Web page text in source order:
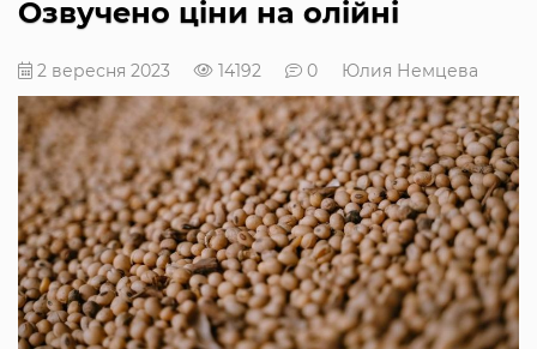
Озвучено ціни на олійні
2 вересня 2023 14192 0 Юлия Немцева